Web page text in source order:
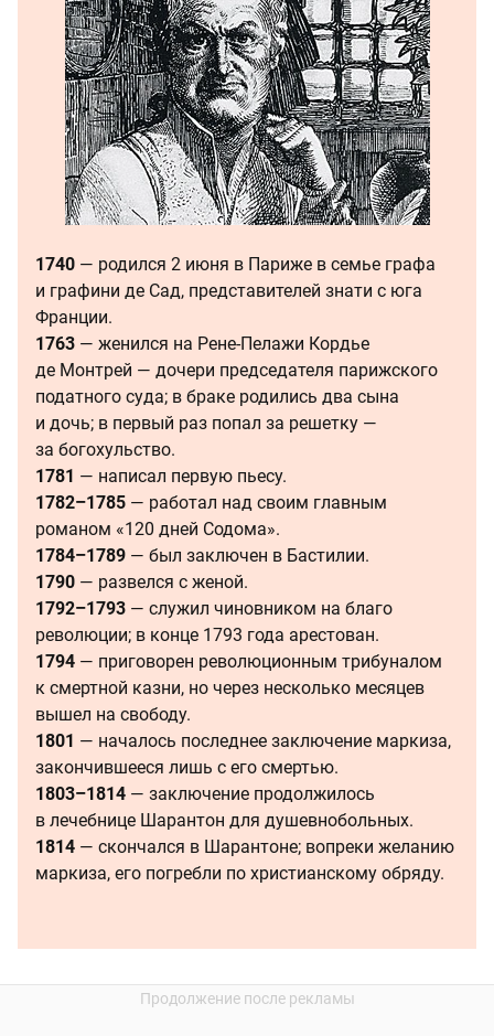
1740 — родился 2 июня в Париже в семье графа
и графини де Сад, представителей знати с юга
Франции.
1763 — женился на Рене-Пелажи Кордье
де Монтрей — дочери председателя парижского
податного суда; в браке родились два сына
и дочь; в первый раз попал за решетку —
за богохульство.
1781 — написал первую пьесу.
1782–1785 — работал над своим главным
романом «120 дней Содома».
1784–1789 — был заключен в Бастилии.
1790 — развелся с женой.
1792–1793 — служил чиновником на благо
революции; в конце 1793 года арестован.
1794 — приговорен революционным трибуналом
к смертной казни, но через несколько месяцев
вышел на свободу.
1801 — началось последнее заключение маркиза,
закончившееся лишь с его смертью.
1803–1814 — заключение продолжилось
в лечебнице Шарантон для душевнобольных.
1814 — скончался в Шарантоне; вопреки желанию
маркиза, его погребли по христианскому обряду.